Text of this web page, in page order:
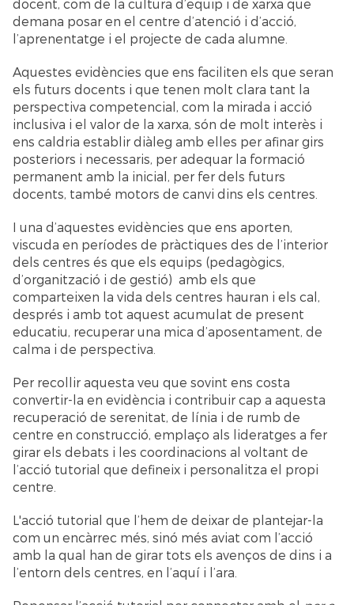
docent, com de la cultura d’equip i de xarxa que
demana posar en el centre d’atenció i d’acció,
l’aprenentatge i el projecte de cada alumne.
Aquestes evidències que ens faciliten els que seran
els futurs docents i que tenen molt clara tant la
perspectiva competencial, com la mirada i acció
inclusiva i el valor de la xarxa, són de molt interès i
ens caldria establir diàleg amb elles per afinar girs
posteriors i necessaris, per adequar la formació
permanent amb la inicial, per fer dels futurs
docents, també motors de canvi dins els centres.
I una d’aquestes evidències que ens aporten,
viscuda en períodes de pràctiques des de l’interior
dels centres és que els equips (pedagògics,
d’organització i de gestió) amb els que
comparteixen la vida dels centres hauran i els cal,
després i amb tot aquest acumulat de present
educatiu, recuperar una mica d’aposentament, de
calma i de perspectiva.
Per recollir aquesta veu que sovint ens costa
convertir-la en evidència i contribuir cap a aquesta
recuperació de serenitat, de línia i de rumb de
centre en construcció, emplaço als lideratges a fer
girar els debats i les coordinacions al voltant de
l’acció tutorial que defineix i personalitza el propi
centre.
L'acció tutorial que l’hem de deixar de plantejar-la
com un encàrrec més, sinó més aviat com l’acció
amb la qual han de girar tots els avenços de dins i a
l’entorn dels centres, en l’aquí i l’ara.